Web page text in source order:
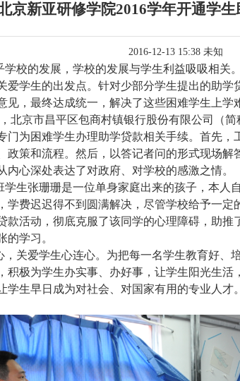
京新亚研修学院2016学年开通学
2016-12-13 15:38 未知
校的发展，学校的发展与学生利益吸吸相关
爱学生的出发点。针对少部分学生提出的助
见，最终达成统一，解决了这些困难学生上学
京市昌平区包商村镇银行股份有限公司（简
门为困难学生办理助学贷款相关手续。首先
政策和流程。然后，以答记者问的形式现场
内心深处表达了对政府、对学校的感激之情。
生张珊珊是一位单身家庭出来的孩子，本人
学费迟迟得不到圆满解决，尽管学校给予一定
款活动，彻底克服了该同学的心理障碍，助
的学习。
关爱学生心连心。为把每一名学生教育好、
积极为学生办实事、办好事，让学生阳光生
学生早日成为对社会、对国家有用的专业人才。